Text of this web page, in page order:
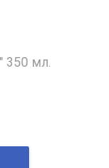
350 мл.